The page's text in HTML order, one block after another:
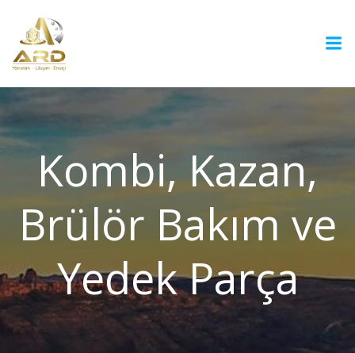
Kombi, Kazan,
Brülör Bakım ve
Yedek Parça